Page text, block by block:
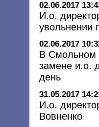
02.06.2017
И.о.
увольнении
02.06.2017
В Смольном
замене и.о.
день
31.05.2017
И.о.
Вовненко